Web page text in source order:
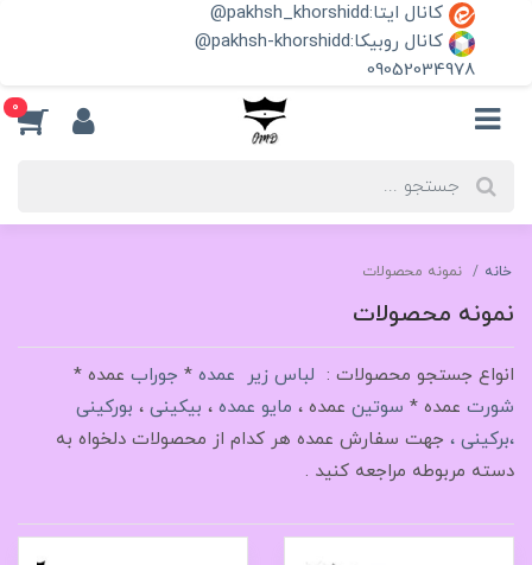
کانال ایتا:pakhsh_khorshidd@
کانال روبیکا:pakhsh-khorshidd@
09052034978
0
خانه نمونه محصولات
نمونه محصولات
انواع جستجو محصولات : لباس زیر عمده * جوراب عمده *
شورت عمده * سوتین عمده ، مایو عمده ، بیکینی ، بورکینی
،برکینی ، جهت سفارش عمده هر کدام از محصولات دلخواه به
دسته مربوطه مراجعه کنید .